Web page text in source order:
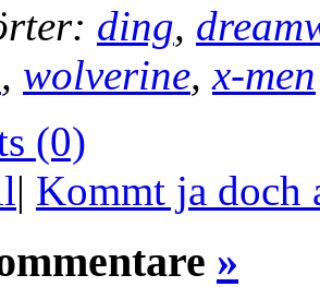
ding,
, wolverine,x-men
(0)
| Kommt ja doch
»